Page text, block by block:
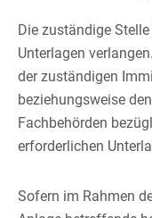
Die zuständige
Unterlagen
der zuständigen
beziehungsweise
Fachbehörden
erforderlichen
Sofern im Rahmen